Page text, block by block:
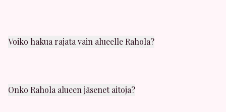
Voiko hakua rajata vain alueelle Rahola?
Onko Rahola alueen jäsenet aitoja?